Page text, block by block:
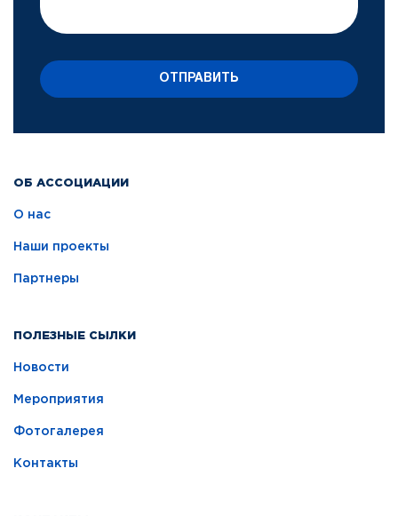
ОБ АССОЦИАЦИИ
О нас
Наши проекты
Партнеры
ПОЛЕЗНЫЕ СЫЛКИ
Новости
Мероприятия
Фотогалерея
Контакты
ОТПРАВИТЬ